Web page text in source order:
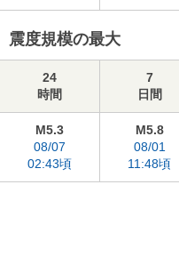
震度規模の最大
24
時間
7
日間
M5.3
08/07
02:43頃
M5.8
08/01
11:48頃